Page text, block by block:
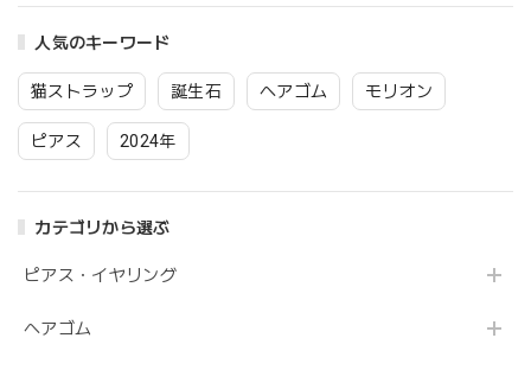
人気のキーワード
猫ストラップ 誕生石 ヘアゴム モリオン
ピアス 2024年
カテゴリから選ぶ
ピアス・イヤリング
ヘアゴム